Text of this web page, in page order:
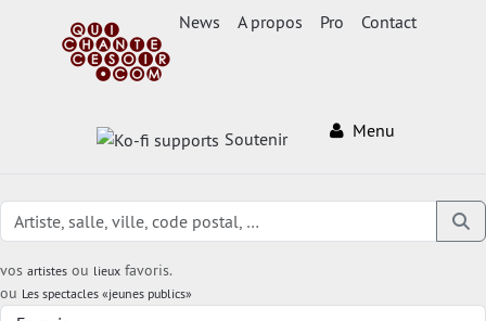
News A propos Pro Contact
Soutenir Menu
vos artistes ou lieux favoris.
ou Les spectacles «jeunes publics»